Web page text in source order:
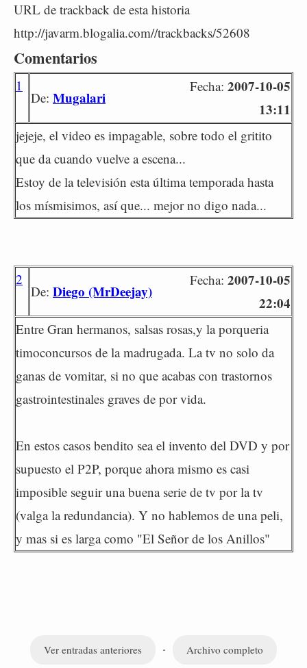
URL de trackback de esta historia
http://javarm.blogalia.com//trackbacks/52608
Comentarios
1
De: Mugalari
Fecha: 2007-10-05
13:11
jejeje, el video es impagable, sobre todo el gritito
que da cuando vuelve a escena...
Estoy de la televisión esta última temporada hasta
los mísmisimos, así que... mejor no digo nada...
2
De: Diego (MrDeejay)
Fecha: 2007-10-05
22:04
Entre Gran hermanos, salsas rosas,y la porqueria
timoconcursos de la madrugada. La tv no solo da
ganas de vomitar, si no que acabas con trastornos
gastrointestinales graves de por vida.
En estos casos bendito sea el invento del DVD y por
supuesto el P2P, porque ahora mismo es casi
imposible seguir una buena serie de tv por la tv
(valga la redundancia). Y no hablemos de una peli,
y mas si es larga como "El Señor de los Anillos"
Ver entradas anteriores · Archivo completo